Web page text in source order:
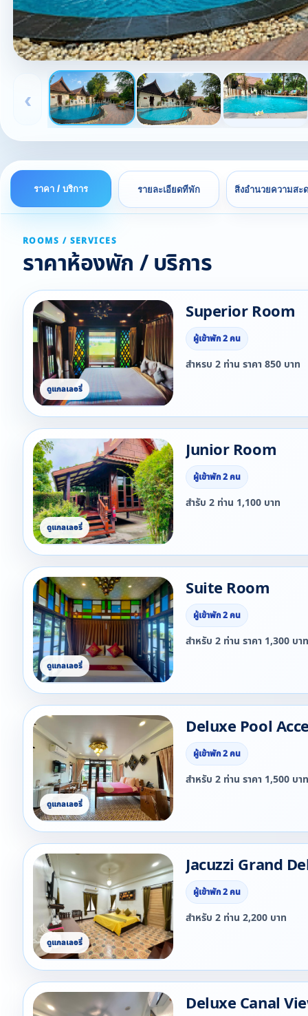
‹
ราคา / บริการ รายละเอียดที่พัก สิ่งอำนวยความสะ
ROOMS / SERVICES
ราคาห้องพัก / บริการ
Superior Room
ผู้เข้าพัก 2 คน
สำหรบ 2 ท่าน ราคา 850 บาท
Junior Room
ผู้เข้าพัก 2 คน
สำรับ 2 ท่าน 1,100 บาท
Suite Room
ผู้เข้าพัก 2 คน
สำหรับ 2 ท่าน ราคา 1,300 บาท
Deluxe Pool
ผู้เข้าพัก 2 คน
สำหรับ 2 ท่าน ราคา 1,500 บาท
Jacuzzi Grand
ผู้เข้าพัก 2 คน
สำหรับ 2 ท่าน 2,200 บาท
Deluxe Canal